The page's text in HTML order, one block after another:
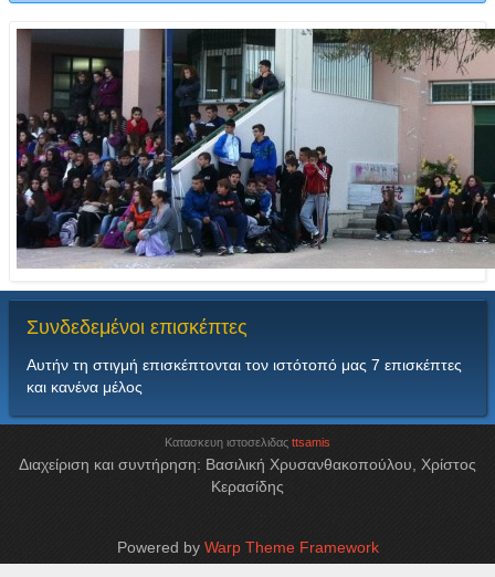
Συνδεδεμένοι επισκέπτες
Αυτήν τη στιγμή επισκέπτονται τον ιστότοπό μας 7 επισκέπτες
και κανένα μέλος
Κατασκευη ιστοσελιδας ttsamis
Διαχείριση και συντήρηση: Βασιλική Χρυσανθακοπούλου, Χρίστος
Κερασίδης
Powered by Warp Theme Framework